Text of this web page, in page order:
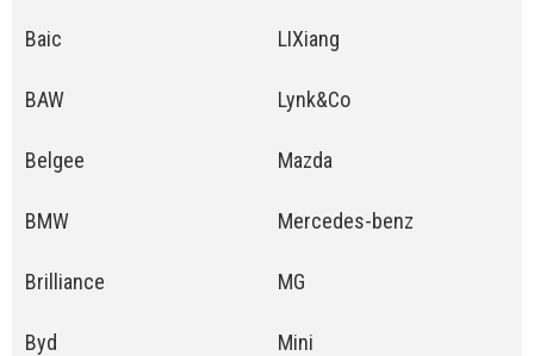
Baic
BAW
Belgee
BMW
Brilliance
Byd
LIXiang
Lynk&Co
Mazda
Mercedes-benz
MG
Mini